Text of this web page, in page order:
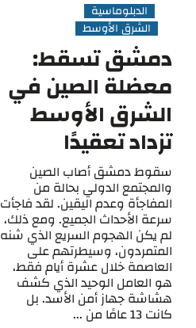
الدبلوماسية
الشرق الأوسط
دمشق تسقط:
معضلة الصين في
الشرق الأوسط
تزداد تعقيدًا
سقوط دمشق أصاب الصين
والمجتمع الدولي بحالة من
المفاجأة وعدم اليقين. لقد فاجأت
سرعة الأحداث الجميع. ومع ذلك،
لم يكن الهجوم السريع الذي شنه
المتمردون، وسيطرتهم على
العاصمة خلال عشرة أيام فقط،
هو العامل الوحيد الذي كشف
هشاشة جهاز أمن الأسد. بل
كانت 13 عامًا من ...